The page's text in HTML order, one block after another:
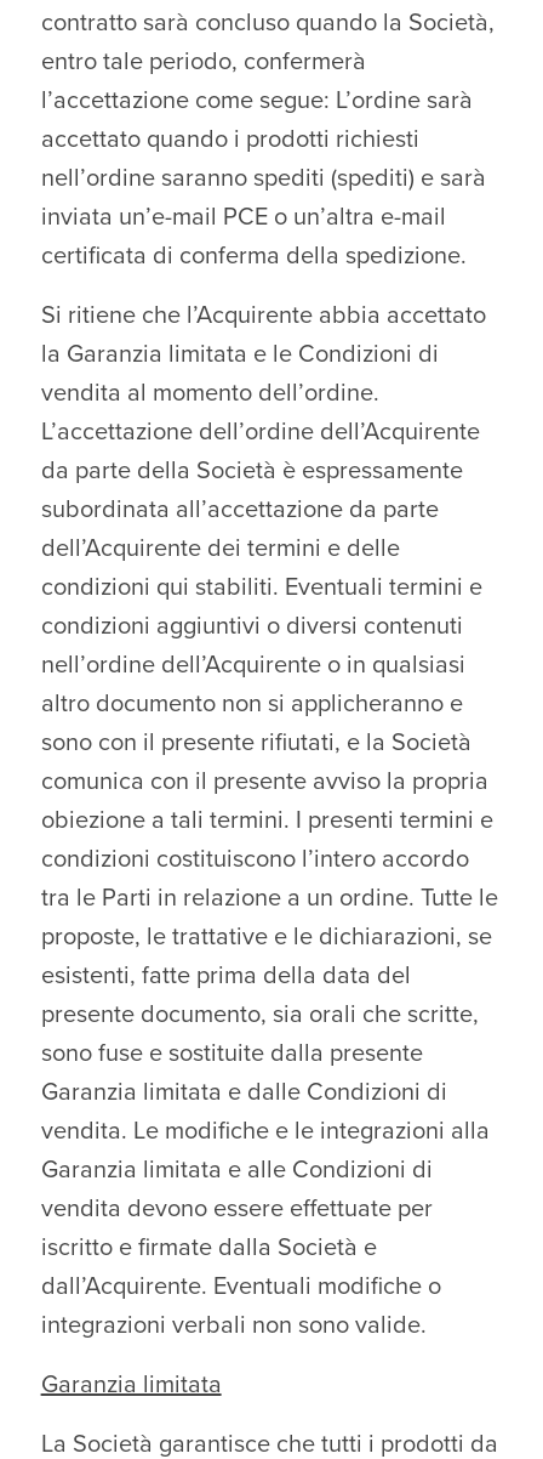
contratto sarà concluso quando la Società,
entro tale periodo, confermerà
l’accettazione come segue: L’ordine sarà
accettato quando i prodotti richiesti
nell’ordine saranno spediti (spediti) e sarà
inviata un’e-mail PCE o un’altra e-mail
certificata di conferma della spedizione.
Si ritiene che l’Acquirente abbia accettato
la Garanzia limitata e le Condizioni di
vendita al momento dell’ordine.
L’accettazione dell’ordine dell’Acquirente
da parte della Società è espressamente
subordinata all’accettazione da parte
dell’Acquirente dei termini e delle
condizioni qui stabiliti. Eventuali termini e
condizioni aggiuntivi o diversi contenuti
nell’ordine dell’Acquirente o in qualsiasi
altro documento non si applicheranno e
sono con il presente rifiutati, e la Società
comunica con il presente avviso la propria
obiezione a tali termini. I presenti termini e
condizioni costituiscono l’intero accordo
tra le Parti in relazione a un ordine. Tutte le
proposte, le trattative e le dichiarazioni, se
esistenti, fatte prima della data del
presente documento, sia orali che scritte,
sono fuse e sostituite dalla presente
Garanzia limitata e dalle Condizioni di
vendita. Le modifiche e le integrazioni alla
Garanzia limitata e alle Condizioni di
vendita devono essere effettuate per
iscritto e firmate dalla Società e
dall’Acquirente. Eventuali modifiche o
integrazioni verbali non sono valide.
Garanzia limitata
La Società garantisce che tutti i prodotti da